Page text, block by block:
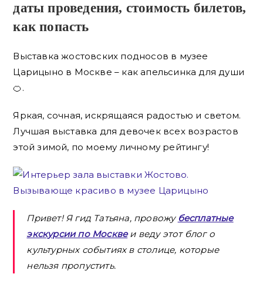
даты проведения, стоимость билетов,
как попасть
Выставка жостовских подносов в музее
Царицыно в Москве – как апельсинка для души
🍊.
Яркая, сочная, искрящаяся радостью и светом.
Лучшая выставка для девочек всех возрастов
этой зимой, по моему личному рейтингу!
Привет! Я гид Татьяна, провожу бесплатные
экскурсии по Москвеи веду этот блог о
культурных событиях в столице, которые
нельзя пропустить.